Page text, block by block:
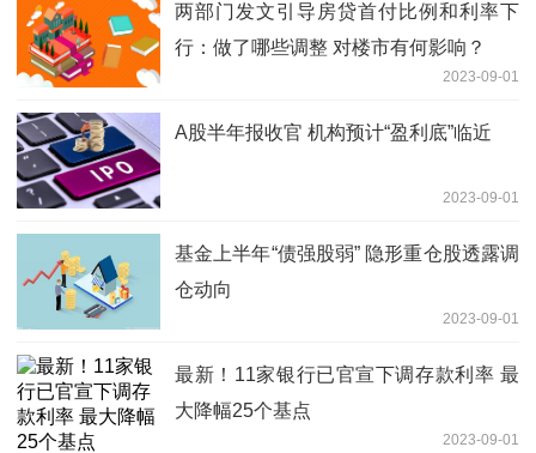
两部门发文引导房贷首付比例和利率下
行：做了哪些调整 对楼市有何影响？
2023-09-01
A股半年报收官 机构预计“盈利底”临近
2023-09-01
基金上半年“债强股弱” 隐形重仓股透露调
仓动向
2023-09-01
最新！11家银行已官宣下调存款利率 最
大降幅25个基点
2023-09-01